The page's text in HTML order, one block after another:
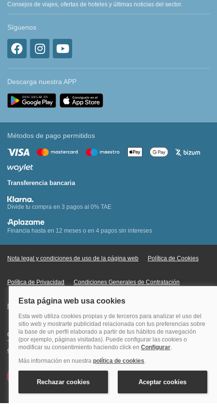
Consejos de viajes, ofertas de hoteles y últimas noticias del sector.
Síguenos
Descarga nuestra APP
Métodos de pago permitidos
Transferencia bancaria
Divide tu compra en 3 pagos al 0% TAE
Financia hasta en 12 meses o en 4 pagos sin intereses
Nota legal y condiciones de uso de la página web Política de Cookies
Política de Privacidad Condiciones Generales de Contratación
Información Legal sobre Mercados en Línea
Quehoteles.com - Especialistas en hoteles © Copyright Veturis Travel S.A.
Todos los derechos reservados. Autorización nº I-AV0000879.4 Tel: +34
915759999